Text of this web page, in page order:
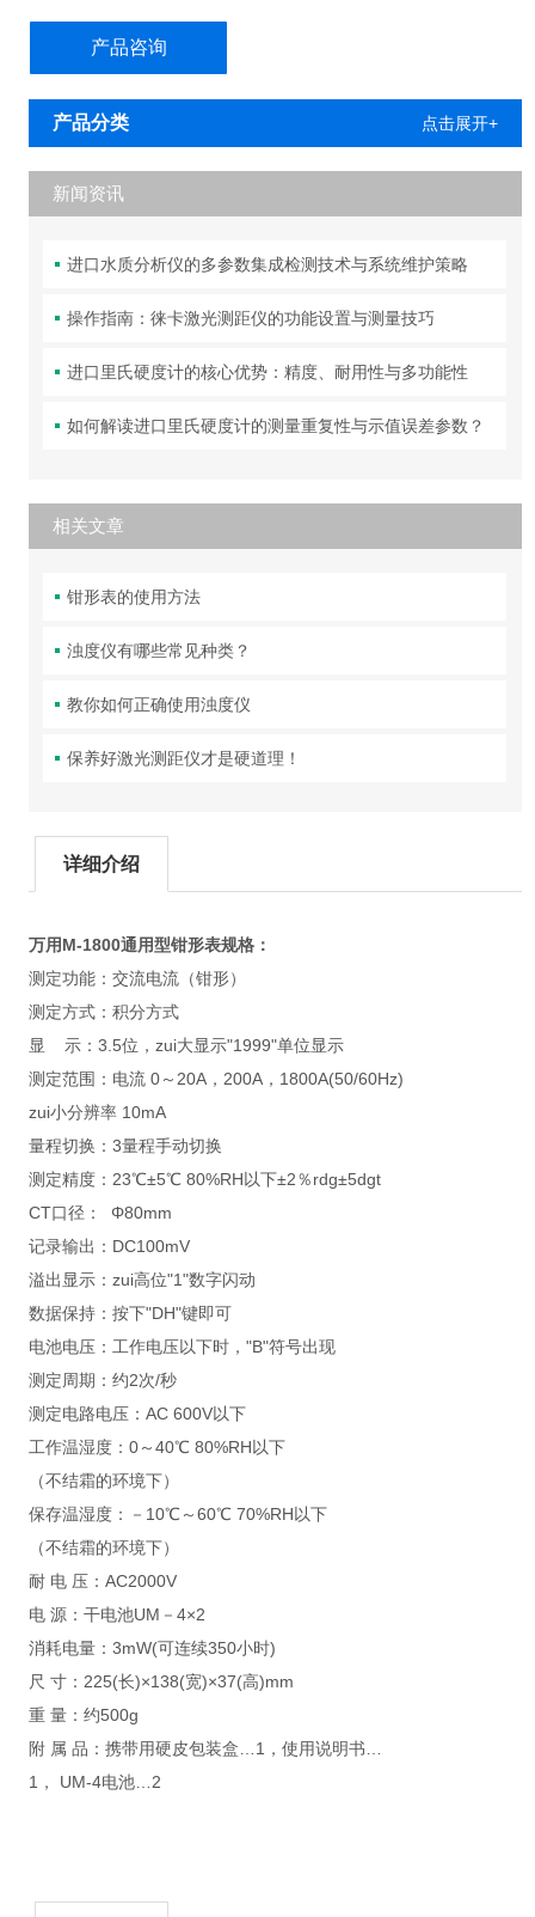
产品咨询
产品分类 点击展开+
新闻资讯
进口水质分析仪的多参数集成检测技术与系统维护策略
操作指南：徕卡激光测距仪的功能设置与测量技巧
进口里氏硬度计的核心优势：精度、耐用性与多功能性
如何解读进口里氏硬度计的测量重复性与示值误差参数？
相关文章
钳形表的使用方法
浊度仪有哪些常见种类？
教你如何正确使用浊度仪
保养好激光测距仪才是硬道理！
详细介绍
万用M-1800通用型钳形表规格：
测定功能：交流电流（钳形）
测定方式：积分方式
显 示：3.5位，zui大显示"1999"单位显示
测定范围：电流 0～20A，200A，1800A(50/60Hz)
zui小分辨率 10mA
量程切换：3量程手动切换
测定精度：23℃±5℃ 80%RH以下±2％rdg±5dgt
CT口径： Φ80mm
记录输出：DC100mV
溢出显示：zui高位"1"数字闪动
数据保持：按下"DH"键即可
电池电压：工作电压以下时，"B"符号出现
测定周期：约2次/秒
测定电路电压：AC 600V以下
工作温湿度：0～40℃ 80%RH以下
（不结霜的环境下）
保存温湿度：－10℃～60℃ 70%RH以下
（不结霜的环境下）
耐 电 压：AC2000V
电 源：干电池UM－4×2
消耗电量：3mW(可连续350小时)
尺 寸：225(长)×138(宽)×37(高)mm
重 量：约500g
附 属 品：携带用硬皮包装盒…1，使用说明书…
1， UM-4电池…2